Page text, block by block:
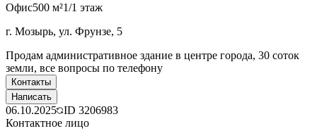
Офис500 м²1/1 этаж
г. Мозырь, ул. Фрунзе, 5
Продам административное здание в центре города, 30 соток
земли, все вопросы по телефону
Контакты
Написать
06.10.2025 ID 3206983
Контактное лицо